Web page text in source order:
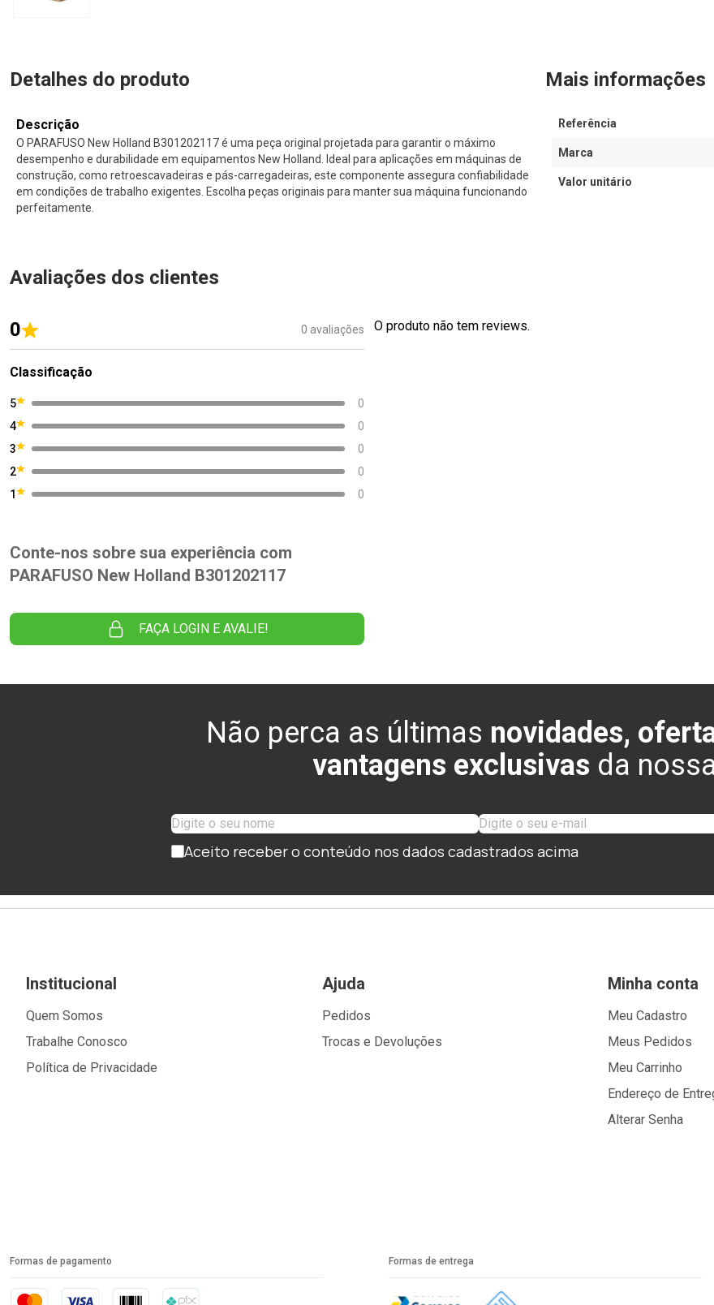
Detalhes do produto
Descrição
O PARAFUSO New Holland B301202117 é uma peça original projetada para garantir o máximo
desempenho e durabilidade em equipamentos New Holland. Ideal para aplicações em máquinas de
construção, como retroescavadeiras e pás-carregadeiras, este componente assegura confiabilidade
em condições de trabalho exigentes. Escolha peças originais para manter sua máquina funcionando
perfeitamente.
Mais informações
Referência
Marca
Valor unitário
Avaliações dos clientes
0 0 avaliações
Classificação
5
0
4
0
3
0
2
0
1
0
Conte-nos sobre sua experiência com
PARAFUSO New Holland B301202117
FAÇA LOGIN E AVALIE!
O produto não tem reviews.
Não perca as últimas novidades,
vantagens exclusivas da
Aceito receber o conteúdo nos dados cadastrados acima
Institucional
Quem Somos
Trabalhe Conosco
Política de Privacidade
Ajuda
Pedidos
Trocas e Devoluções
Minha conta
Meu Cadastro
Meus Pedidos
Meu Carrinho
Endereço de
Alterar Senha
Formas de pagamento Formas de entrega